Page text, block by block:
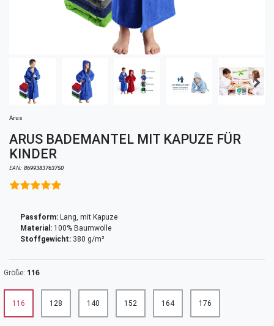
Arus
ARUS BADEMANTEL MIT KAPUZE FÜR
KINDER
EAN: 8699383763750
Passform: Lang, mit Kapuze
Material: 100% Baumwolle
Stoffgewicht: 380 g/m²
Größe: 116
116 128 140 152 164 176